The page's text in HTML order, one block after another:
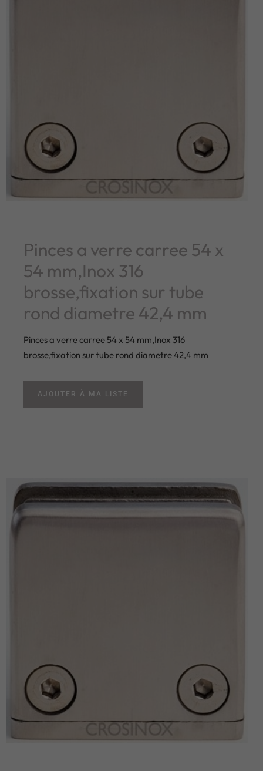
Pinces a verre carree 54 x
54 mm,Inox 316
brosse,fixation sur tube
rond diametre 42,4 mm
Pinces a verre carree 54 x 54 mm,Inox 316
brosse,fixation sur tube rond diametre 42,4 mm
AJOUTER À MA LISTE